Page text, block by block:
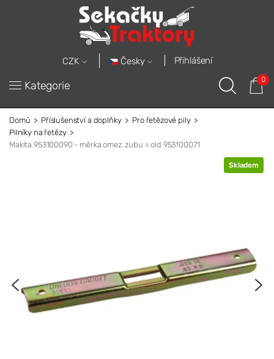
CZK Česky Přihlášení
Kategorie 0
Domů Příslušenství a doplňky
Pro řetězové pily
Pilníky na řetězy
Makita 953100090 - měrka omez. zubu = old 953100071
Skladem